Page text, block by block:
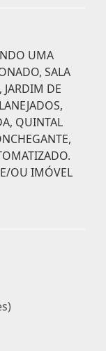
UMA
SALA
DE
QUINTAL
OU IMÓVEL